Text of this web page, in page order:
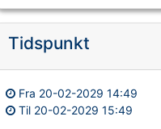
Tidspunkt
Fra 20-02-2029 14:49
Til 20-02-2029 15:49